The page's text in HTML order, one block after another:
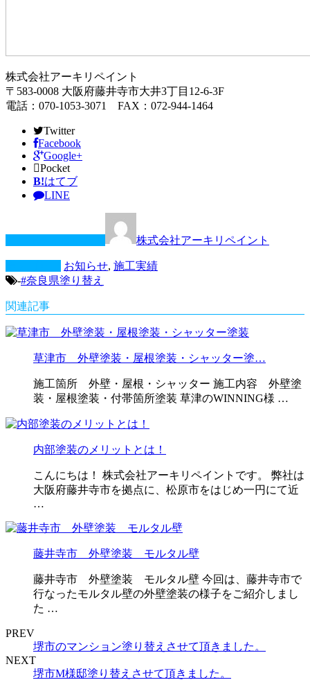
株式会社アーキリペイント
〒583-0008 大阪府藤井寺市大井3丁目12-6-3F
電話：070-1053-3071 FAX：072-944-1464
Twitter
Facebook
Google+
Pocket
B!はてブ
LINE
株式会社アーキリペイント
お知らせ, 施工実績
-#奈良県塗り替え
関連記事
草津市 外壁塗装・屋根塗装・シャッター塗…
施工箇所 外壁・屋根・シャッター 施工内容 外壁塗
装・屋根塗装・付帯箇所塗装 草津のWINNING様 …
内部塗装のメリットとは！
こんにちは！ 株式会社アーキリペイントです。 弊社は
大阪府藤井寺市を拠点に、松原市をはじめ一円にて近
…
藤井寺市 外壁塗装 モルタル壁
藤井寺市 外壁塗装 モルタル壁 今回は、藤井寺市で
行なったモルタル壁の外壁塗装の様子をご紹介しまし
た …
PREV
堺市のマンション塗り替えさせて頂きました。
NEXT
堺市M様邸塗り替えさせて頂きました。